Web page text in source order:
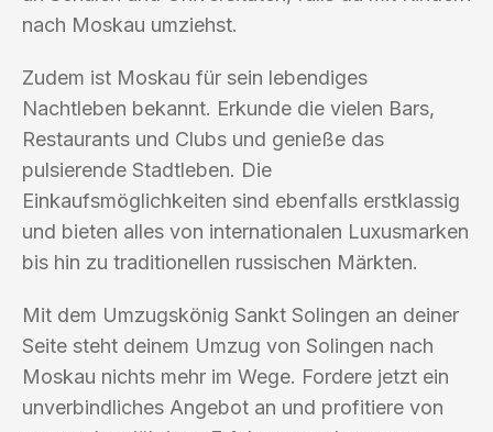
nach Moskau umziehst.
Zudem ist Moskau für sein lebendiges
Nachtleben bekannt. Erkunde die vielen Bars,
Restaurants und Clubs und genieße das
pulsierende Stadtleben. Die
Einkaufsmöglichkeiten sind ebenfalls erstklassig
und bieten alles von internationalen Luxusmarken
bis hin zu traditionellen russischen Märkten.
Mit dem Umzugskönig Sankt Solingen an deiner
Seite steht deinem Umzug von Solingen nach
Moskau nichts mehr im Wege. Fordere jetzt ein
unverbindliches Angebot an und profitiere von